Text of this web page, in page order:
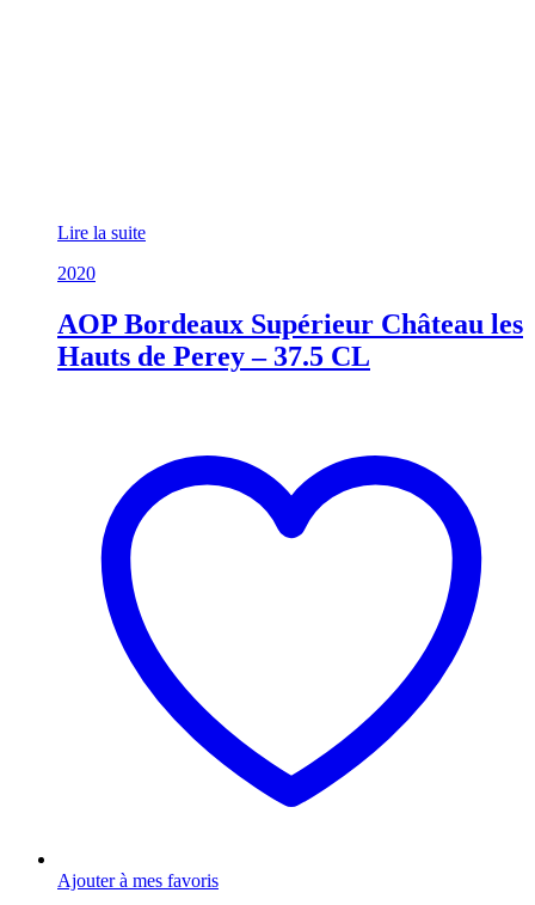
Lire la suite
2020
AOP Bordeaux Supérieur Château les
Hauts de Perey – 37.5 CL
Ajouter à mes favoris